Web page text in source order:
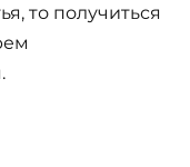
то получиться